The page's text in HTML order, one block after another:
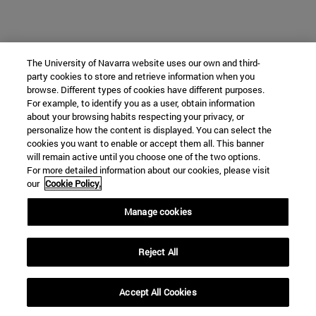
The University of Navarra website uses our own and third-
party cookies to store and retrieve information when you
browse. Different types of cookies have different purposes.
For example, to identify you as a user, obtain information
about your browsing habits respecting your privacy, or
personalize how the content is displayed. You can select the
cookies you want to enable or accept them all. This banner
will remain active until you choose one of the two options.
For more detailed information about our cookies, please visit
our Cookie Policy.
Manage cookies
Reject All
Accept All Cookies